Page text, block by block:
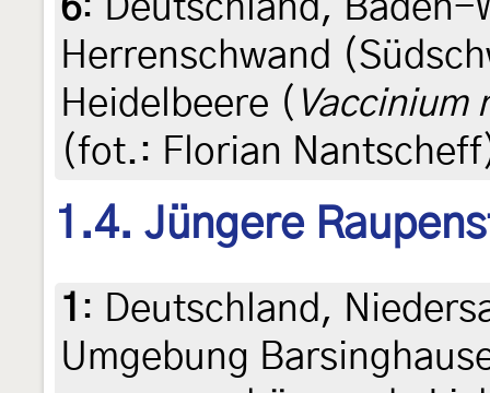
6: Deutschland, Baden-
Herrenschwand
Heidelbeere ( Vaccinium
(fot.: Florian
1.4. Jüngere
1 : Deutschland,
Umgebung